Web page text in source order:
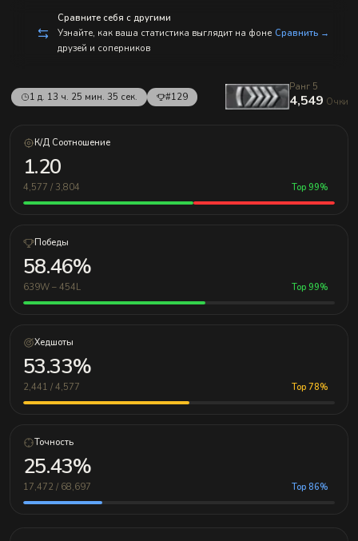
Сравните себя с другими
Узнайте, как ваша статистика выглядит на фоне
друзей и соперников
Сравнить →
1 д. 13 ч. 25 мин. 35 сек. #129
Ранг 5
4,549 Очки
К/Д Соотношение
1.20
4,577 / 3,804 Top 99%
Победы
58.46%
639W – 454L Top 99%
Хедшоты
53.33%
2,441 / 4,577 Top 78%
Точность
25.43%
17,472 / 68,697 Top 86%
н
и
е